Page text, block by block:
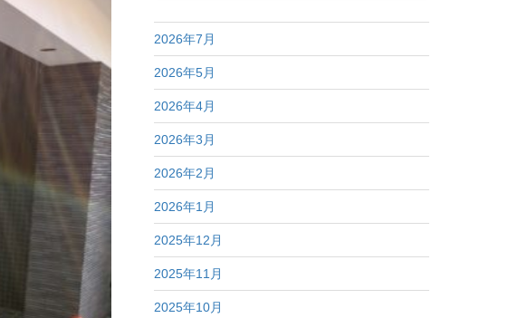
2026年7月
2026年5月
2026年4月
2026年3月
2026年2月
2026年1月
2025年12月
2025年11月
2025年10月